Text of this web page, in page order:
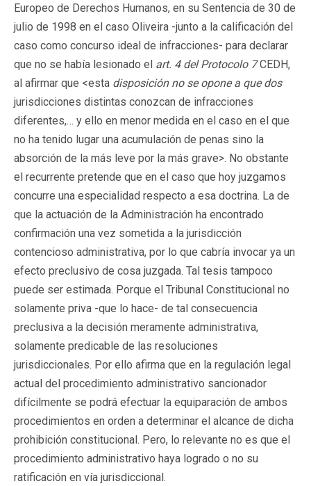
Europeo de Derechos Humanos, en su Sentencia de 30 de
julio de 1998 en el caso Oliveira -junto a la calificación del
caso como concurso ideal de infracciones- para declarar
que no se había lesionado el art. 4 del Protocolo 7CEDH,
al afirmar que <esta disposición no se opone a que dos
jurisdicciones distintas conozcan de infracciones
diferentes,… y ello en menor medida en el caso en el que
no ha tenido lugar una acumulación de penas sino la
absorción de la más leve por la más grave>. No obstante
el recurrente pretende que en el caso que hoy juzgamos
concurre una especialidad respecto a esa doctrina. La de
que la actuación de la Administración ha encontrado
confirmación una vez sometida a la jurisdicción
contencioso administrativa, por lo que cabría invocar ya un
efecto preclusivo de cosa juzgada. Tal tesis tampoco
puede ser estimada. Porque el Tribunal Constitucional no
solamente priva -que lo hace- de tal consecuencia
preclusiva a la decisión meramente administrativa,
solamente predicable de las resoluciones
jurisdiccionales. Por ello afirma que en la regulación legal
actual del procedimiento administrativo sancionador
difícilmente se podrá efectuar la equiparación de ambos
procedimientos en orden a determinar el alcance de dicha
prohibición constitucional. Pero, lo relevante no es que el
procedimiento administrativo haya logrado o no su
ratificación en vía jurisdiccional.